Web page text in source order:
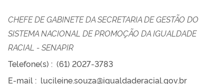
CHEFE DE GABINETE DA SECRETARIA DE GESTÃO DO
SISTEMA NACIONAL DE PROMOÇÃO DA IGUALDADE
RACIAL - SENAPIR
Telefone(s) : (61) 2027-3783
E-mail : lucileine.souza@igualdaderacial.gov.br